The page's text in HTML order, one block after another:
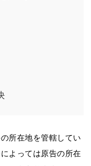
所在地を管轄してい
よっては原告の所在